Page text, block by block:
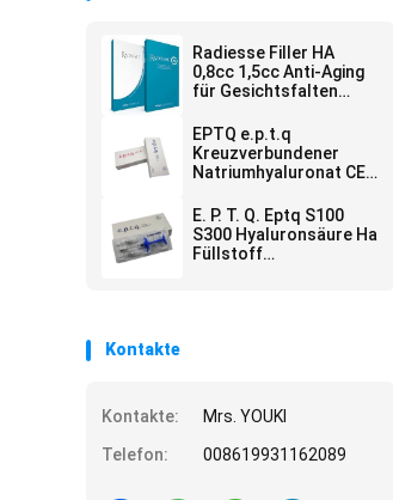
Radiesse Filler HA
0,8cc 1,5cc Anti-Aging
für Gesichtsfalten
EPTQ e.p.t.q
Kreuzverbundener
Natriumhyaluronat CE-
Füllstoff
E. P. T. Q. Eptq S100
S300 Hyaluronsäure Ha
Füllstoff
Kontakte
Kontakte:
Mrs. YOUKI
Telefon:
008619931162089